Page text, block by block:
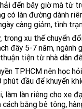
đến bây giờ mà từ
có làn đường dành
càng giảm, tình
trong xu thế chuyển
đây 5-7 năm,
tiện từ nhà dân
TPHCM nên học
phút đầu để khuyến
làm làn riêng cho xe
cách bằng bê tông,